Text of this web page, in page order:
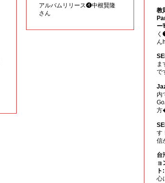
アルバムリリース❹中根賢隆
さん
教
ー
ん
ま
で
内
す
信
台
ョ
ト:
心